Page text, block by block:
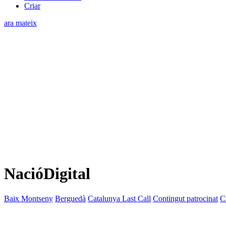
Criar
ara mateix
NacióDigital
Baix Montseny Berguedà Catalunya Last Call Contingut patrocinat